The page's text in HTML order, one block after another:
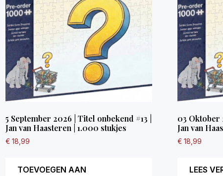
5 September 2026 | Titel onbekend #13 |
Jan van Haasteren | 1.000 stukjes
€18,99
TOEVOEGEN AAN
03 Oktober
Jan van
€ 18,99
LEES